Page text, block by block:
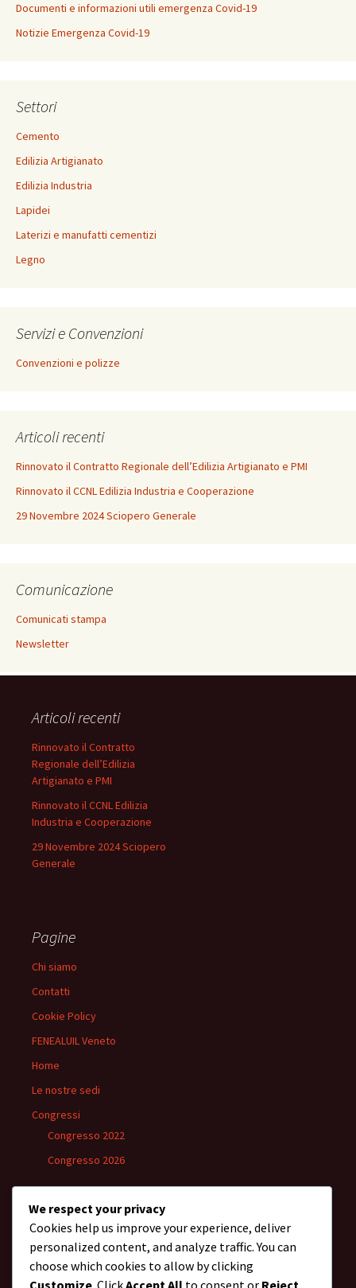
Documenti e informazioni utili emergenza Covid-19
Notizie Emergenza Covid-19
Settori
Cemento
Edilizia Artigianato
Edilizia Industria
Lapidei
Laterizi e manufatti cementizi
Legno
Servizi e Convenzioni
Convenzioni e polizze
Articoli recenti
Rinnovato il Contratto Regionale dell’Edilizia Artigianato e PMI
Rinnovato il CCNL Edilizia Industria e Cooperazione
29 Novembre 2024 Sciopero Generale
Comunicazione
Comunicati stampa
Newsletter
Articoli recenti
Rinnovato il Contratto
Regionale dell’Edilizia
Artigianato e PMI
Rinnovato il CCNL Edilizia
Industria e Cooperazione
29 Novembre 2024 Sciopero
Generale
Pagine
Chi siamo
Contatti
Cookie Policy
FENEALUIL Veneto
Home
Le nostre sedi
Congressi
Congresso 2022
Congresso 2026
Archivi
Archivi
We respect your privacy
Cookies help us improve your experience, deliver
personalized content, and analyze traffic. You can
choose which cookies to allow by clicking
Customize . ClickAccept All to consent or Reject